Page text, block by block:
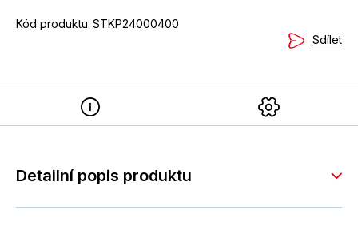
Kód produktu: STKP24000400
Sdílet
Detailní popis produktu